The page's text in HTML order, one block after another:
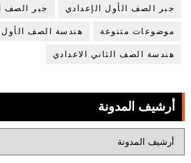
جبر الصف الأول الإعدادي جبر الصف
موضوعات متنوعة هندسة الصف الأول
هندسة الصف الثاني الاعدادي
أرشيف المدونة